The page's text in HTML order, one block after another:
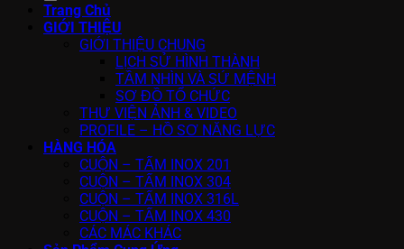
Trang Chủ
GIỚI THIỆU
GIỚI THIỆU CHUNG
LỊCH SỬ HÌNH THÀNH
TẦM NHÌN VÀ SỨ MỆNH
SƠ ĐỒ TỔ CHỨC
THƯ VIỆN ẢNH & VIDEO
PROFILE – HỒ SƠ NĂNG LỰC
HÀNG HÓA
CUỘN – TẤM INOX 201
CUỘN – TẤM INOX 304
CUỘN – TẤM INOX 316L
CUỘN – TẤM INOX 430
CÁC MÁC KHÁC